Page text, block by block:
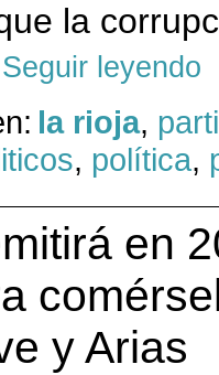
la
Seguir leyendo
la rioja,
, política,
en
y Arias